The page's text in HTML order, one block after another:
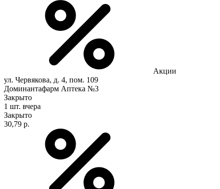
Акции
ул. Червякова, д. 4, пом. 109
Доминантафарм Аптека №3
Закрыто
1 шт. вчера
Закрыто
30,79 р.